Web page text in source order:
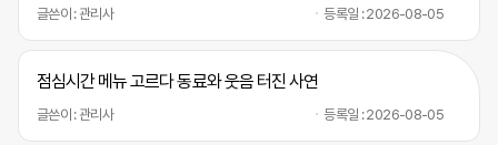
글쓴이 : 관리사 등록일 : 2026-08-05
점심시간 메뉴 고르다 동료와 웃음 터진 사연
글쓴이 : 관리사 등록일 : 2026-08-05